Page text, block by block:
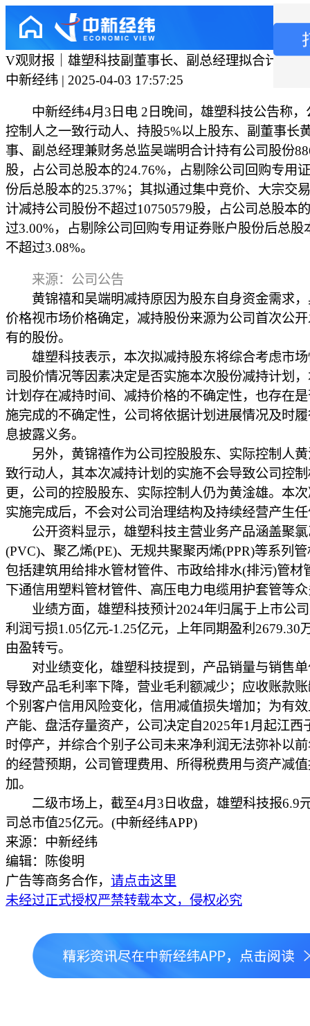
V观财报｜雄塑科技副董事长、副总经理拟合计减持
中新经纬 | 2025-04-03 17:57:25
中新经纬4月3日电 2日晚间，雄塑科技公告称，
控制人之一致行动人、持股5%以上股东、副董事长
事、副总经理兼财务总监吴端明合计持有公司股份
股，占公司总股本的24.76%，占剔除公司回购专用
份后总股本的25.37%；其拟通过集中竞价、大宗交
计减持公司股份不超过10750579股，占公司总股本
过3.00%，占剔除公司回购专用证券账户股份后总股
不超过3.08%。
来源：公司公告
黄锦禧和吴端明减持原因为股东自身资金需求，
价格视市场价格确定，减持股份来源为公司首次公
有的股份。
雄塑科技表示，本次拟减持股东将综合考虑市场
司股价情况等因素决定是否实施本次股份减持计划
计划存在减持时间、减持价格的不确定性，也存在
施完成的不确定性，公司将依据计划进展情况及时
息披露义务。
另外，黄锦禧作为公司控股股东、实际控制人黄
致行动人，其本次减持计划的实施不会导致公司控
更，公司的控股股东、实际控制人仍为黄淦雄。本
实施完成后，不会对公司治理结构及持续经营产生
公开资料显示，雄塑科技主营业务产品涵盖聚氯
(PVC)、聚乙烯(PE)、无规共聚聚丙烯(PPR)等系列
包括建筑用给排水管材管件、市政给排水(排污)管材
下通信用塑料管材管件、高压电力电缆用护套管等
业绩方面，雄塑科技预计2024年归属于上市公
利润亏损1.05亿元-1.25亿元，上年同期盈利2679.30
由盈转亏。
对业绩变化，雄塑科技提到，产品销量与销售单
导致产品毛利率下降，营业毛利额减少；应收账款
个别客户信用风险变化，信用减值损失增加；为有
产能、盘活存量资产，公司决定自2025年1月起江西
时停产，并综合个别子公司未来净利润无法弥补以
的经营预期，公司管理费用、所得税费用与资产减
加。
二级市场上，截至4月3日收盘，雄塑科技报6.9
司总市值25亿元。(中新经纬APP)
来源：中新经纬
编辑：陈俊明
广告等商务合作， 请点击这里
未经过正式授权严禁转载本文，侵权必究